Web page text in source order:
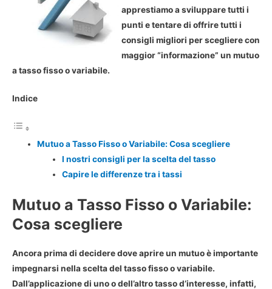
apprestiamo a sviluppare tutti i
punti e tentare di offrire tutti i
consigli migliori per scegliere con
maggior “informazione” un mutuo
a tasso fisso o variabile.
Indice
Mutuo a Tasso Fisso o Variabile: Cosa scegliere
I nostri consigli per la scelta del tasso
Capire le differenze tra i tassi
Mutuo a Tasso Fisso o Variabile:
Cosa scegliere
Ancora prima di decidere dove aprire un mutuo è importante
impegnarsi nella scelta del tasso fisso o variabile.
Dall’applicazione di uno o dell’altro tasso d’interesse, infatti,